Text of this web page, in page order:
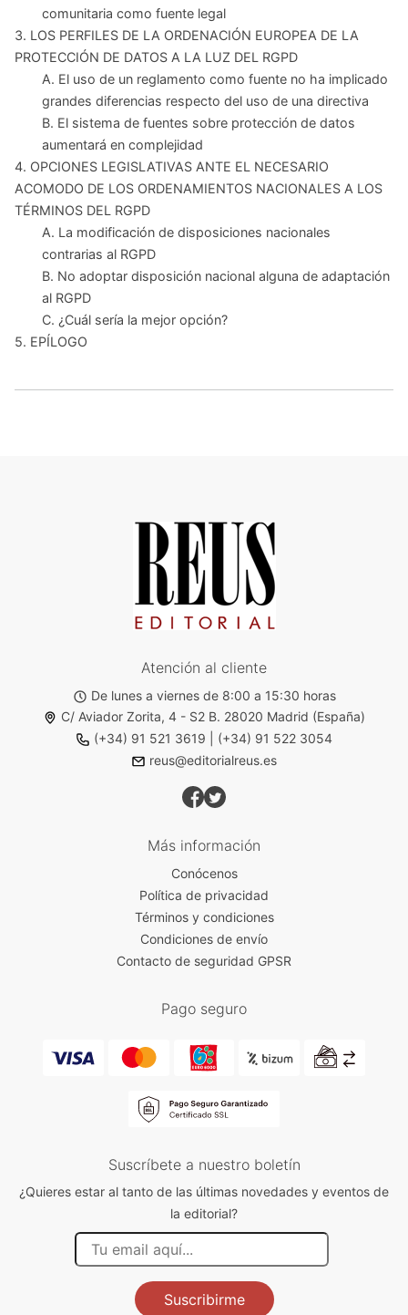
comunitaria como fuente legal
3. LOS PERFILES DE LA ORDENACIÓN EUROPEA DE LA
PROTECCIÓN DE DATOS A LA LUZ DEL RGPD
A. El uso de un reglamento como fuente no ha implicado
grandes diferencias respecto del uso de una directiva
B. El sistema de fuentes sobre protección de datos
aumentará en complejidad
4. OPCIONES LEGISLATIVAS ANTE EL NECESARIO
ACOMODO DE LOS ORDENAMIENTOS NACIONALES A LOS
TÉRMINOS DEL RGPD
A. La modificación de disposiciones nacionales
contrarias al RGPD
B. No adoptar disposición nacional alguna de adaptación
al RGPD
C. ¿Cuál sería la mejor opción?
5. EPÍLOGO
Atención al cliente
De lunes a viernes de 8:00 a 15:30 horas
C/ Aviador Zorita, 4 - S2 B. 28020 Madrid (España)
(+34) 91 521 3619
(+34) 91 522 3054
reus@editorialreus.es
Más información
Conócenos
Política de privacidad
Términos y condiciones
Condiciones de envío
Contacto de seguridad GPSR
Pago seguro
Suscríbete a nuestro boletín
¿Quieres estar al tanto de las últimas novedades y eventos de
la editorial?
Suscribirme